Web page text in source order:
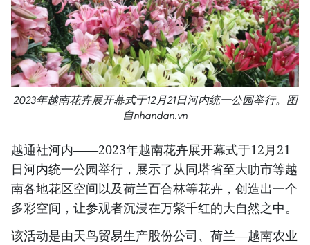
2023年越南花卉展开幕式于12月21日河内统一公园举行。图
自nhandan.vn
越通社河内——2023年越南花卉展开幕式于12月21
日河内统一公园举行，展示了从同塔省至大叻市等越
南各地花区空间以及荷兰百合林等花卉，创造出一个
多彩空间，让参观者沉浸在万紫千红的大自然之中。
该活动是由天鸟贸易生产股份公司、荷兰—越南农业